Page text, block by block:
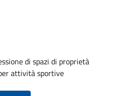
di spazi di proprietà
attività sportive